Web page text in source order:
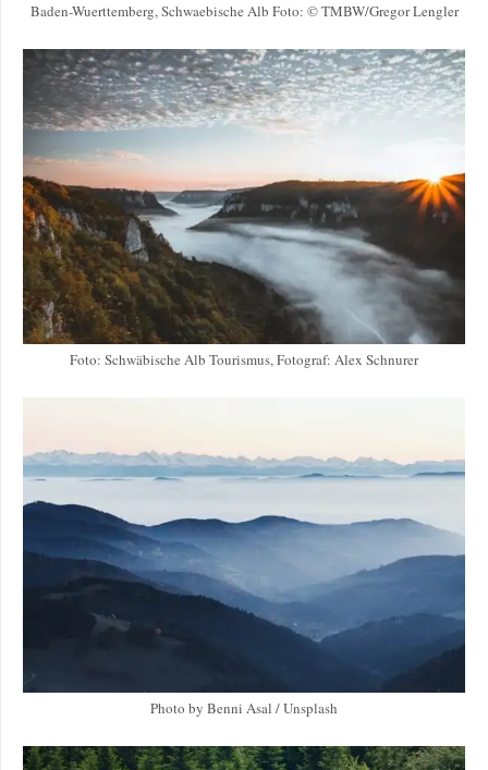
Baden-Wuerttemberg, Schwaebische Alb Foto: © TMBW/Gregor Lengler
Foto: Schwäbische Alb Tourismus, Fotograf: Alex Schnurer
Photo by Benni Asal / Unsplash